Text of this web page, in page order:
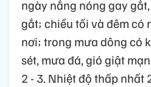
ngày nắng nóng gay
gắt; chiều tối và đêm có
nơi; trong mưa dông có
sét, mưa đá, gió giật
2 - 3. Nhiệt độ thấp nhất